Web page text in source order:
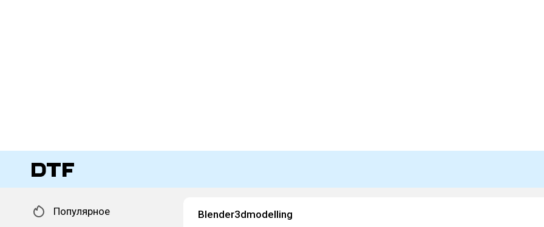
Популярное Blender3dmodelling